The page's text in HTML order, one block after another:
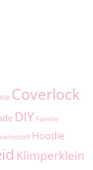
Coverlock
DIY Familie
Hoodie
Klimperklein